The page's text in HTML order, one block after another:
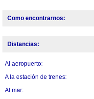
Como encontrarnos:
Distancias:
Al aeropuerto:
A la estación de trenes:
Al mar: